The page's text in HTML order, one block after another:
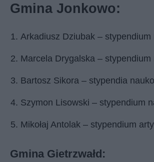
Gmina Jonkowo:
Arkadiusz Dziubak – stypendium
Marcela Drygalska – stypendium
Bartosz Sikora – stypendia
Szymon Lisowski – stypendium
Mikołaj Antolak – stypendium
Gmina Gietrzwałd: